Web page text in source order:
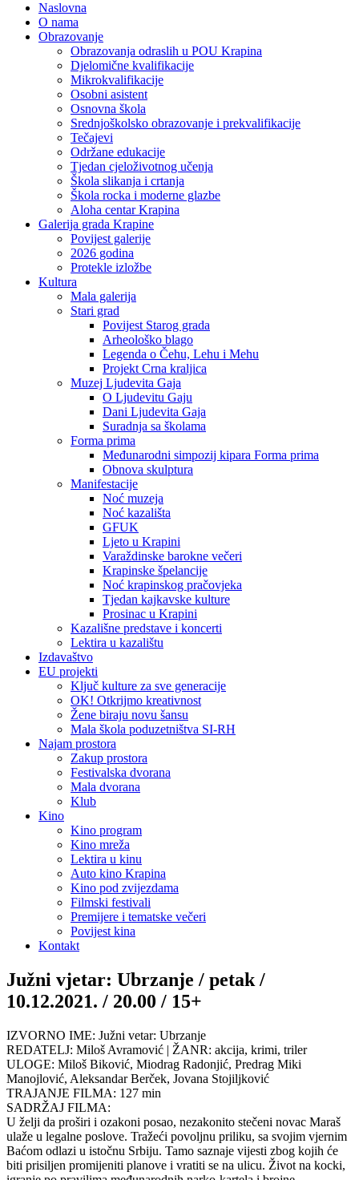
Naslovna
O nama
Obrazovanje
Obrazovanja odraslih u POU Krapina
Djelomične kvalifikacije
Mikrokvalifikacije
Osobni asistent
Osnovna škola
Srednjoškolsko obrazovanje i prekvalifikacije
Tečajevi
Održane edukacije
Tjedan cjeloživotnog učenja
Škola slikanja i crtanja
Škola rocka i moderne glazbe
Aloha centar Krapina
Galerija grada Krapine
Povijest galerije
2026 godina
Protekle izložbe
Kultura
Mala galerija
Stari grad
Povijest Starog grada
Arheološko blago
Legenda o Čehu, Lehu i Mehu
Projekt Crna kraljica
Muzej Ljudevita Gaja
O Ljudevitu Gaju
Dani Ljudevita Gaja
Suradnja sa školama
Forma prima
Međunarodni simpozij kipara Forma prima
Obnova skulptura
Manifestacije
Noć muzeja
Noć kazališta
GFUK
Ljeto u Krapini
Varaždinske barokne večeri
Krapinske špelancije
Noć krapinskog pračovjeka
Tjedan kajkavske kulture
Prosinac u Krapini
Kazališne predstave i koncerti
Lektira u kazalištu
Izdavaštvo
EU projekti
Ključ kulture za sve generacije
OK! Otkrijmo kreativnost
Žene biraju novu šansu
Mala škola poduzetništva SI-RH
Najam prostora
Zakup prostora
Festivalska dvorana
Mala dvorana
Klub
Kino
Kino program
Kino mreža
Lektira u kinu
Auto kino Krapina
Kino pod zvijezdama
Filmski festivali
Premijere i tematske večeri
Povijest kina
Kontakt
Južni vjetar: Ubrzanje / petak /
10.12.2021. / 20.00 / 15+
IZVORNO IME: Južni vetar: Ubrzanje
REDATELJ: Miloš Avramović | ŽANR: akcija, krimi, triler
ULOGE: Miloš Biković, Miodrag Radonjić, Predrag Miki
Manojlović, Aleksandar Berček, Jovana Stojiljković
TRAJANJE FILMA: 127 min
SADRŽAJ FILMA:
U želji da proširi i ozakoni posao, nezakonito stečeni novac Maraš
ulaže u legalne poslove. Tražeći povoljnu priliku, sa svojim vjernim
Baćom odlazi u istočnu Srbiju. Tamo saznaje vijesti zbog kojih će
biti prisiljen promijeniti planove i vratiti se na ulicu. Život na kocki,